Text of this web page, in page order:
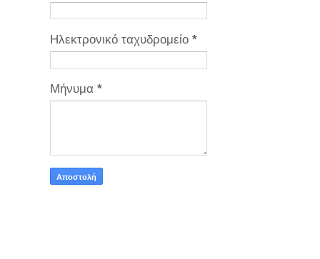
Ηλεκτρονικό ταχυδρομείο *
Μήνυμα *